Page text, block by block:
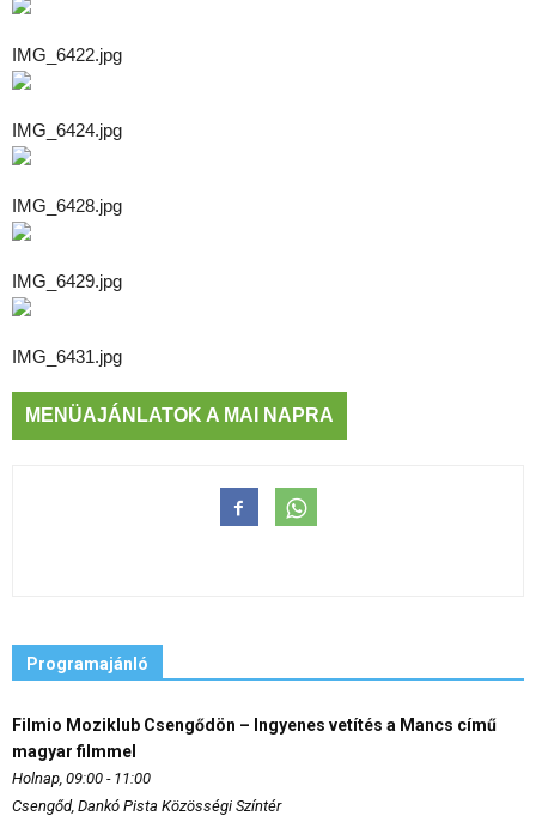
IMG_6422.jpg
IMG_6424.jpg
IMG_6428.jpg
IMG_6429.jpg
IMG_6431.jpg
MENÜAJÁNLATOK A MAI NAPRA
Programajánló
Filmio Moziklub Csengődön – Ingyenes vetítés a Mancs című
magyar filmmel
Holnap, 09:00 - 11:00
Csengőd, Dankó Pista Közösségi Színtér